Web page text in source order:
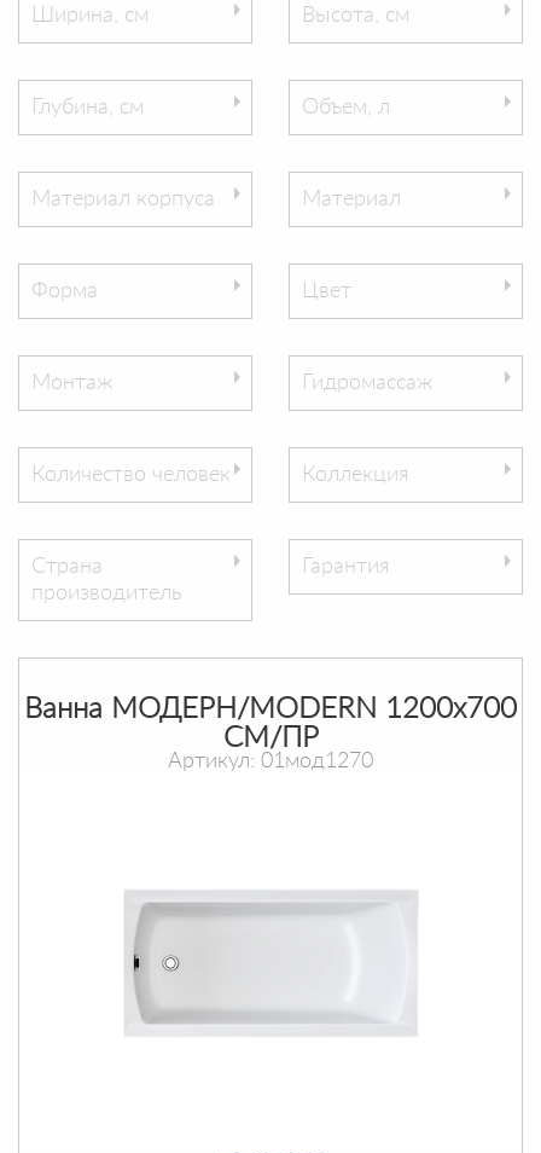
Ширина, см Высота, см
Глубина, см Объем, л
Материал корпуса Материал
Форма Цвет
Монтаж Гидромассаж
Количество человек Коллекция
Страна
производитель
Гарантия
Ванна МОДЕРН/MODERN 1200х700
СМ/ПР
Артикул: 01мод1270